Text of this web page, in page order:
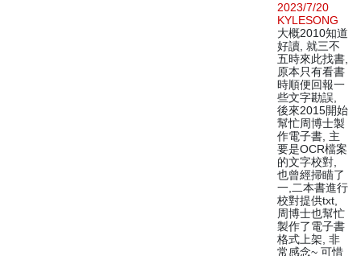
2023/7/20
KYLESONG
大概2010知道
好讀, 就三不
五時來此找書,
原本只有看書
時順便回報一
些文字勘誤,
後來2015開始
幫忙周博士製
作電子書, 主
要是OCR檔案
的文字校對,
也曾經掃瞄了
一,二本書進行
校對提供txt,
周博士也幫忙
製作了電子書
格式上架, 非
常感念~ 可惜